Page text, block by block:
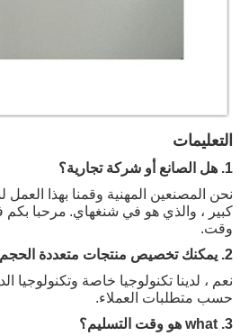
التعليمات
1. هل الصانع أو شركة تجارية؟
نحن المصنعين المهنية وقمنا بهذا
كبير ، والذي هو في شنغهاي. مرحبا بكم
وقت.
2. يمكنك تخصيص منتجات متعددة الحجم؟
نعم ، لدينا تكنولوجيا خاصة وتكنولوجيا
حسب متطلبات العملاء.
3. what هو وقت التسليم؟